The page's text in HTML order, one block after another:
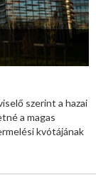
szerint a hazai
a magas
kvótájának